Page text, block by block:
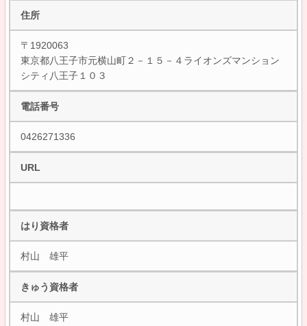
住所
〒1920063
東京都八王子市元横山町２－１５－４ライオンズマンション
シティ八王子１０３
電話番号
0426271336
URL
はり資格者
村山 雄平
きゅう資格者
村山 雄平